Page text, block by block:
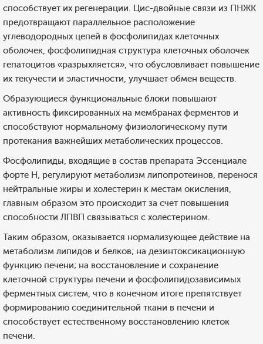
способствует их регенерации. Цис-двойные связи из ПНЖК
предотвращают параллельное расположение
углеводородных цепей в фосфолипидах клеточных
оболочек, фосфолипидная структура клеточных оболочек
гепатоцитов «разрыхляется», что обусловливает повышение
их текучести и эластичности, улучшает обмен веществ.
Образующиеся функциональные блоки повышают
активность фиксированных на мембранах ферментов и
способствуют нормальному физиологическому пути
протекания важнейших метаболических процессов.
Фосфолипиды, входящие в состав препарата Эссенциале
форте Н, регулируют метаболизм липопротеинов, перенося
нейтральные жиры и холестерин к местам окисления,
главным образом это происходит за счет повышения
способности ЛПВП связываться с холестерином.
Таким образом, оказывается нормализующее действие на
метаболизм липидов и белков; на дезинтоксикационную
функцию печени; на восстановление и сохранение
клеточной структуры печени и фосфолипидозависимых
ферментных систем, что в конечном итоге препятствует
формированию соединительной ткани в печени и
способствует естественному восстановлению клеток
печени.